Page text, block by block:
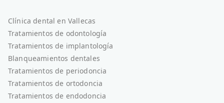
Clínica dental en Vallecas
Tratamientos de odontología
Tratamientos de implantología
Blanqueamientos dentales
Tratamientos de periodoncia
Tratamientos de ortodoncia
Tratamientos de endodoncia